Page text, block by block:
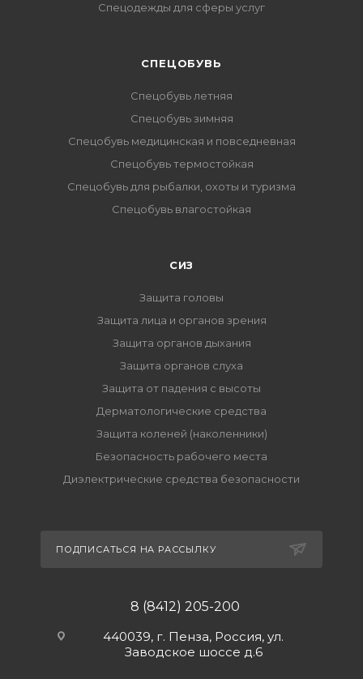
Спецодежды для сферы услуг
CПЕЦОБУВЬ
Спецобувь летняя
Спецобувь зимняя
Спецобувь медицинская и повседневная
Спецобувь термостойкая
Спецобувь для рыбалки, охоты и туризма
Спецобувь влагостойкая
СИЗ
Защита головы
Защита лица и органов зрения
Защита органов дыхания
Защита органов слуха
Защита от падения с высоты
Дерматологические средства
Защита коленей (наколенники)
Безопасность рабочего места
Диэлектрические средства безопасности
ПОДПИСАТЬСЯ НА РАССЫЛКУ
8 (8412) 205-200
440039, г. Пенза, Россия, ул.
Заводское шоссе д.6